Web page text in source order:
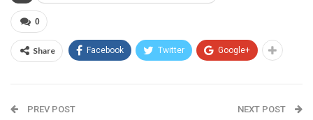
0
Share Facebook Twitter Google+
PREV POST NEXT POST